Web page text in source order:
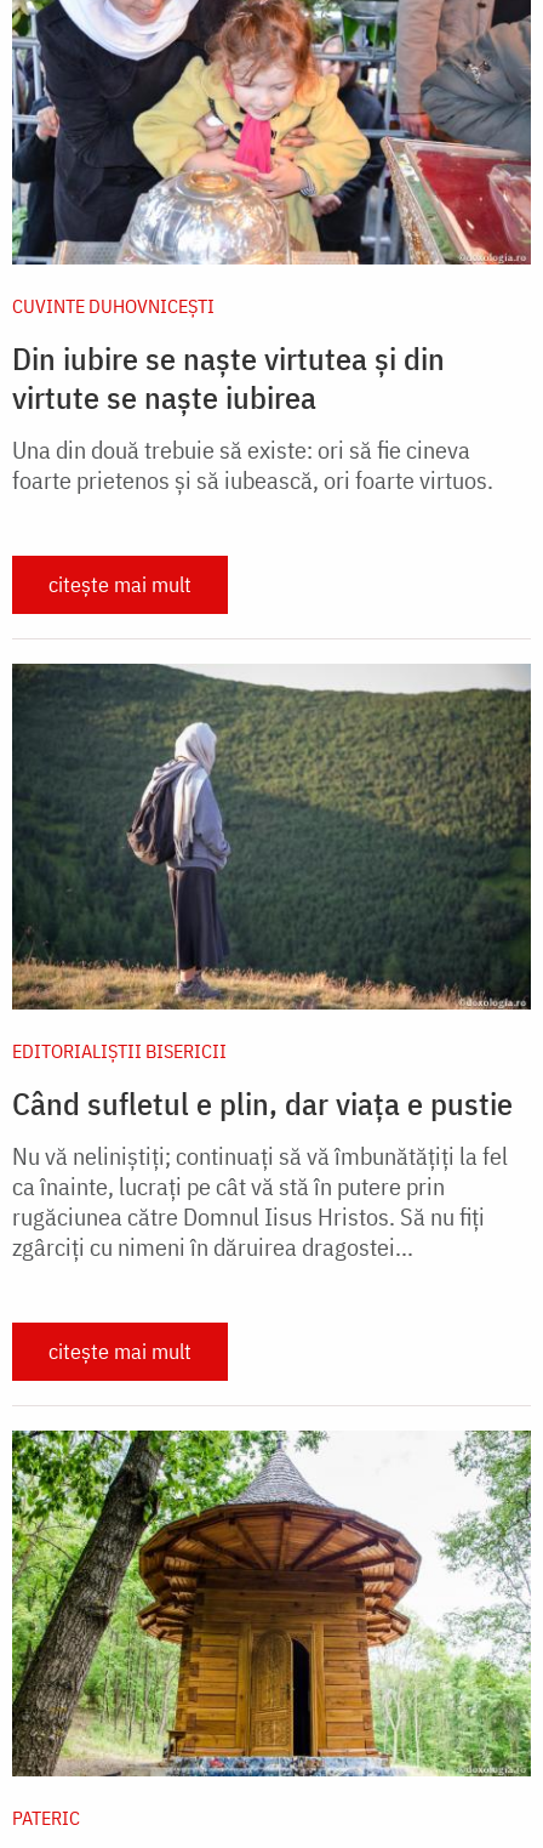
CUVINTE DUHOVNICEȘTI
Din iubire se naște virtutea și din
virtute se naște iubirea
Una din două trebuie să existe: ori să fie cineva
foarte prietenos și să iubească, ori foarte virtuos.
citește mai mult
EDITORIALIȘTII BISERICII
Când sufletul e plin, dar viața e pustie
Nu vă neliniștiți; continuați să vă îmbunătățiți la fel
ca înainte, lucrați pe cât vă stă în putere prin
rugăciunea către Domnul Iisus Hristos. Să nu fiți
zgârciți cu nimeni în dăruirea dragostei...
citește mai mult
PATERIC